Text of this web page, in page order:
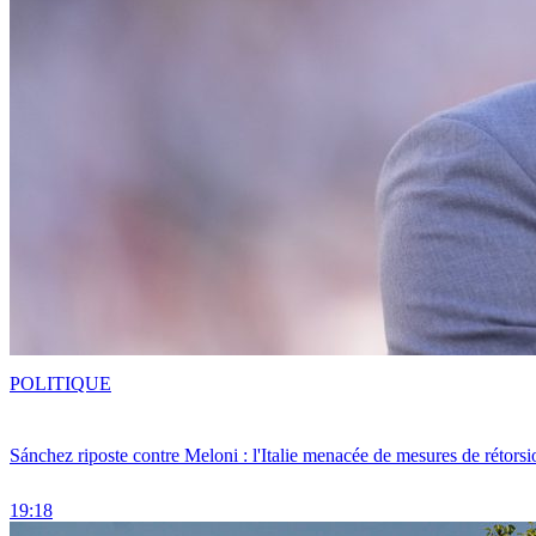
Sánchez riposte contre Meloni : l'Italie menacée de mesures de
19:18
POLITIQUE